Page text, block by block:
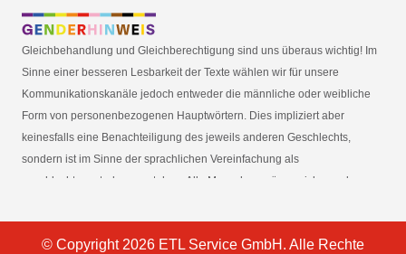
Gleichbehandlung und Gleichberechtigung sind uns überaus wichtig! Im
Sinne einer besseren Lesbarkeit der Texte wählen wir für unsere
Kommunikationskanäle jedoch entweder die männliche oder weibliche
Form von personenbezogenen Hauptwörtern. Dies impliziert aber
keinesfalls eine Benachteiligung des jeweils anderen Geschlechts,
sondern ist im Sinne der sprachlichen Vereinfachung als
geschlechtsneutral zu verstehen. Alle Menschen mögen sich von den
fühlen. Im Sinne der Gender Mainstreaming-Strategie der
Bundesregierung vertreten wir ausdrücklich eine Politik der
© Copyright 2026 ETL Service GmbH. Alle Rechte